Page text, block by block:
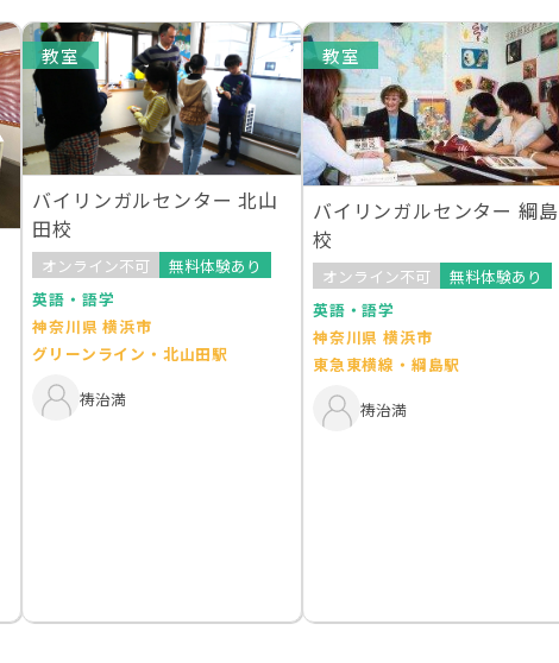
教室
バイリンガルセンター 北山
田校
オンライン不可
無料体験あり
英語・語学
神奈川県 横浜市
グリーンライン・北山田駅
祷治満
教室
バイリンガルセンター 綱島
校
オンライン不可
無料体験あり
英語・語学
神奈川県 横浜市
東急東横線・綱島駅
祷治満